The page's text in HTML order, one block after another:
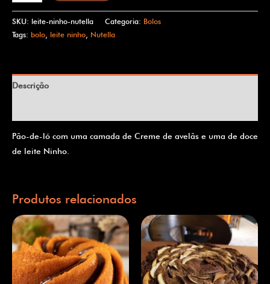
SKU: leite-ninho-nutella Categoria: Bolos
Tags: bolo leite ninho Nutella
Descrição
Pão-de-ló com uma camada de Creme de avelãs e uma de doce
de leite Ninho.
Produtos relacionados